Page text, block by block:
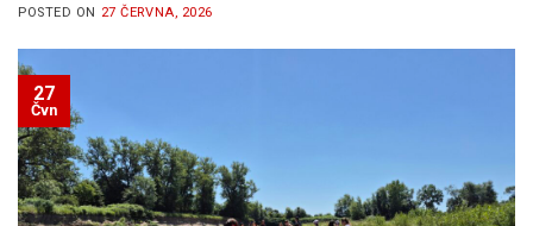
POSTED ON 27 ČERVNA, 2026
27
Čvn